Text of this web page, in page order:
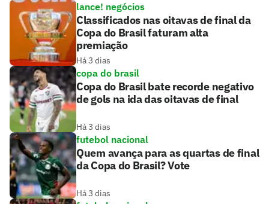
lance! negócios
Classificados nas oitavas de final da
Copa do Brasil faturam alta
premiação
Há 3 dias
copa do brasil
Copa do Brasil bate recorde negativo
de gols na ida das oitavas de final
Há 3 dias
futebol nacional
Quem avança para as quartas de final
da Copa do Brasil? Vote
Há 3 dias